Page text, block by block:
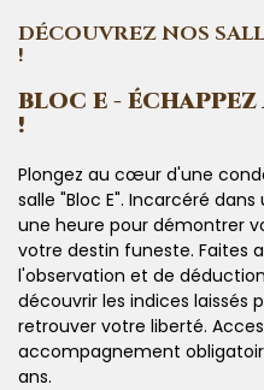
DÉCOUVREZ NOS
!
BLOC E -
!
Plongez au cœur d'une
salle "Bloc E". Incarcéré
une heure pour démontrer
votre destin funeste. Faites
l'observation et de
découvrir les indices laissés
retrouver votre liberté.
accompagnement
ans.